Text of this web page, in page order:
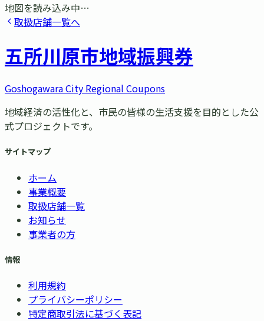
地図を読み込み中…
取扱店舗一覧へ
五所川原市地域振興券
Goshogawara City Regional Coupons
地域経済の活性化と、市民の皆様の生活支援を目的とした公
式プロジェクトです。
サイトマップ
ホーム
事業概要
取扱店舗一覧
お知らせ
事業者の方
情報
利用規約
プライバシーポリシー
特定商取引法に基づく表記